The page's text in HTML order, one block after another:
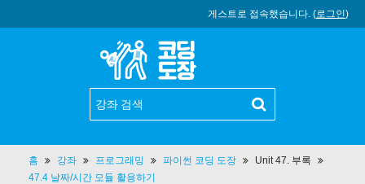
게스트로 접속했습니다. (로그인)
홈 강좌 프로그래밍 파이썬 코딩 도장
Unit 47. 부록
47.4 날짜/시간 모듈 활용하기